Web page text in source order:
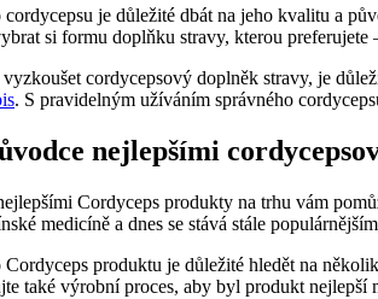
je důležité dbát na jeho kvalitu a
si formu doplňku stravy, kterou
cordycepsový doplněk stravy, je
. S pravidelným užíváním správného
nejlepšími
Cordyceps produkty na trhu vám
medicíně a dnes se stává stále
produktu je důležité hledět na
také výrobní proces, aby byl produkt nejlepší